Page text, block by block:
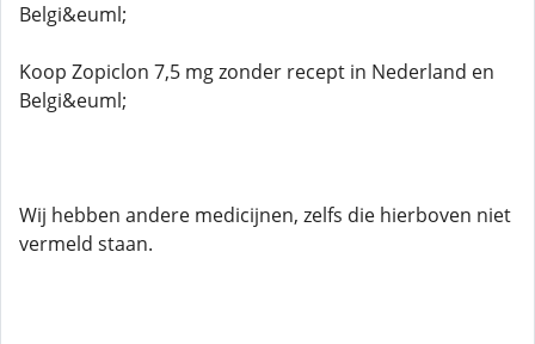
Belgi&euml;
Koop Zopiclon 7,5 mg zonder recept in Nederland en
Belgi&euml;
Wij hebben andere medicijnen, zelfs die hierboven niet
vermeld staan.